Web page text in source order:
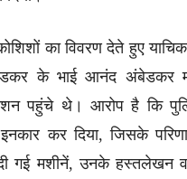
का विवरण देते हुए
के भाई आनंद अंबेडकर
पहुंचे थे। आरोप है कि
कर दिया, जिसके
गई मशीनें, उनके हस्तलेखन